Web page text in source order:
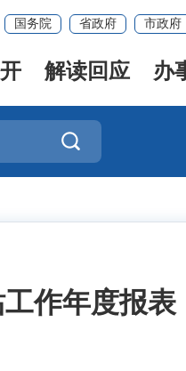
国务院 省政府 市政府
解读回应 办

作年度报表